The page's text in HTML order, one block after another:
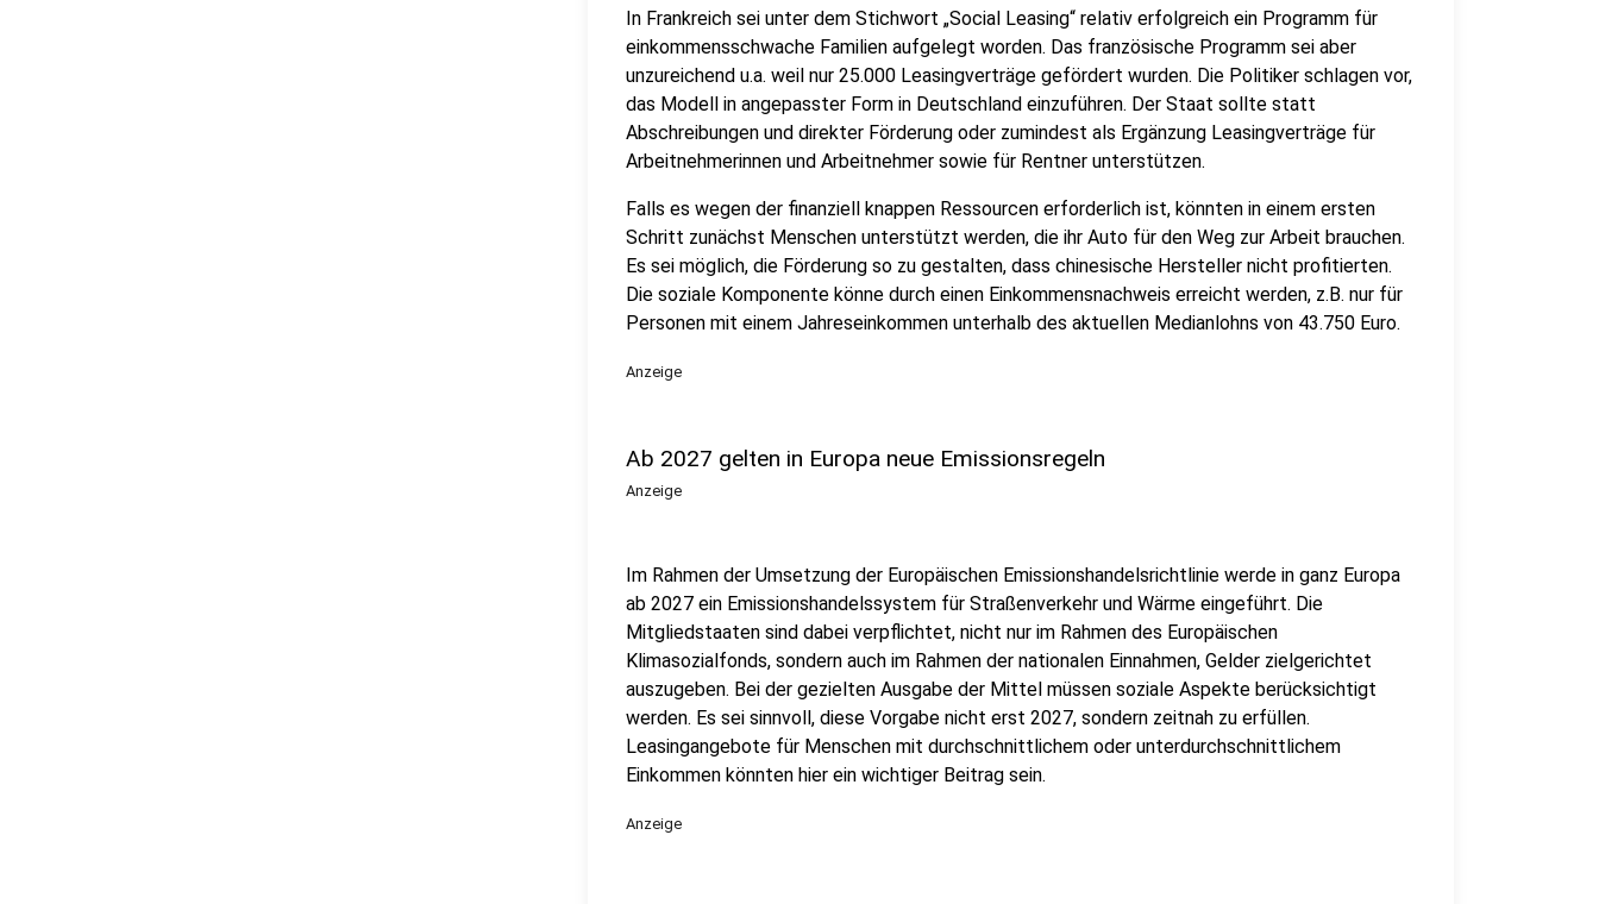
In Frankreich sei unter dem Stichwort „Social Leasing“ relativ erfolgreich ein Programm für
einkommensschwache Familien aufgelegt worden. Das französische Programm sei aber
unzureichend u.a. weil nur 25.000 Leasingverträge gefördert wurden. Die Politiker schlagen vor,
das Modell in angepasster Form in Deutschland einzuführen. Der Staat sollte statt
Abschreibungen und direkter Förderung oder zumindest als Ergänzung Leasingverträge für
Arbeitnehmerinnen und Arbeitnehmer sowie für Rentner unterstützen.
Falls es wegen der finanziell knappen Ressourcen erforderlich ist, könnten in einem ersten
Schritt zunächst Menschen unterstützt werden, die ihr Auto für den Weg zur Arbeit brauchen.
Es sei möglich, die Förderung so zu gestalten, dass chinesische Hersteller nicht profitierten.
Die soziale Komponente könne durch einen Einkommensnachweis erreicht werden, z.B. nur für
Personen mit einem Jahreseinkommen unterhalb des aktuellen Medianlohns von 43.750 Euro.
Anzeige
Ab 2027 gelten in Europa neue Emissionsregeln
Anzeige
Im Rahmen der Umsetzung der Europäischen Emissionshandelsrichtlinie werde in ganz Europa
ab 2027 ein Emissionshandelssystem für Straßenverkehr und Wärme eingeführt. Die
Mitgliedstaaten sind dabei verpflichtet, nicht nur im Rahmen des Europäischen
Klimasozialfonds, sondern auch im Rahmen der nationalen Einnahmen, Gelder zielgerichtet
auszugeben. Bei der gezielten Ausgabe der Mittel müssen soziale Aspekte berücksichtigt
werden. Es sei sinnvoll, diese Vorgabe nicht erst 2027, sondern zeitnah zu erfüllen.
Leasingangebote für Menschen mit durchschnittlichem oder unterdurchschnittlichem
Einkommen könnten hier ein wichtiger Beitrag sein.
Anzeige